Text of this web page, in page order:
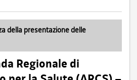
della presentazione delle
Regionale di